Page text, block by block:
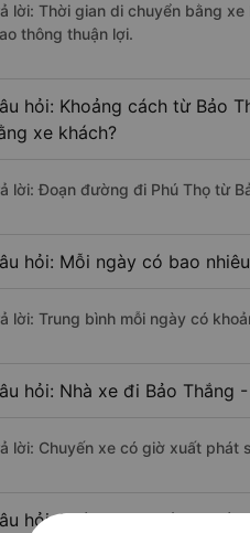
lời: Thời gian di chuyển bằng
thông thuận lợi.
hỏi: Khoảng cách từ Bảo
xe khách?
lời: Đoạn đường đi Phú Thọ từ
hỏi: Mỗi ngày có bao
lời: Trung bình mỗi ngày có
hỏi: Nhà xe đi Bảo Thắng
lời: Chuyến xe có giờ xuất phát
hỏi: Nhà xe đi Phú Thọ từ